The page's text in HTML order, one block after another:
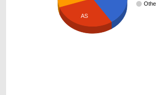
AS